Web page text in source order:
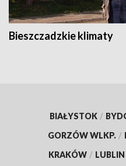
Bieszczadzkie klimaty
BIAŁYSTOK /
GORZÓW WLKP. /
KRAKÓW / LUBLIN